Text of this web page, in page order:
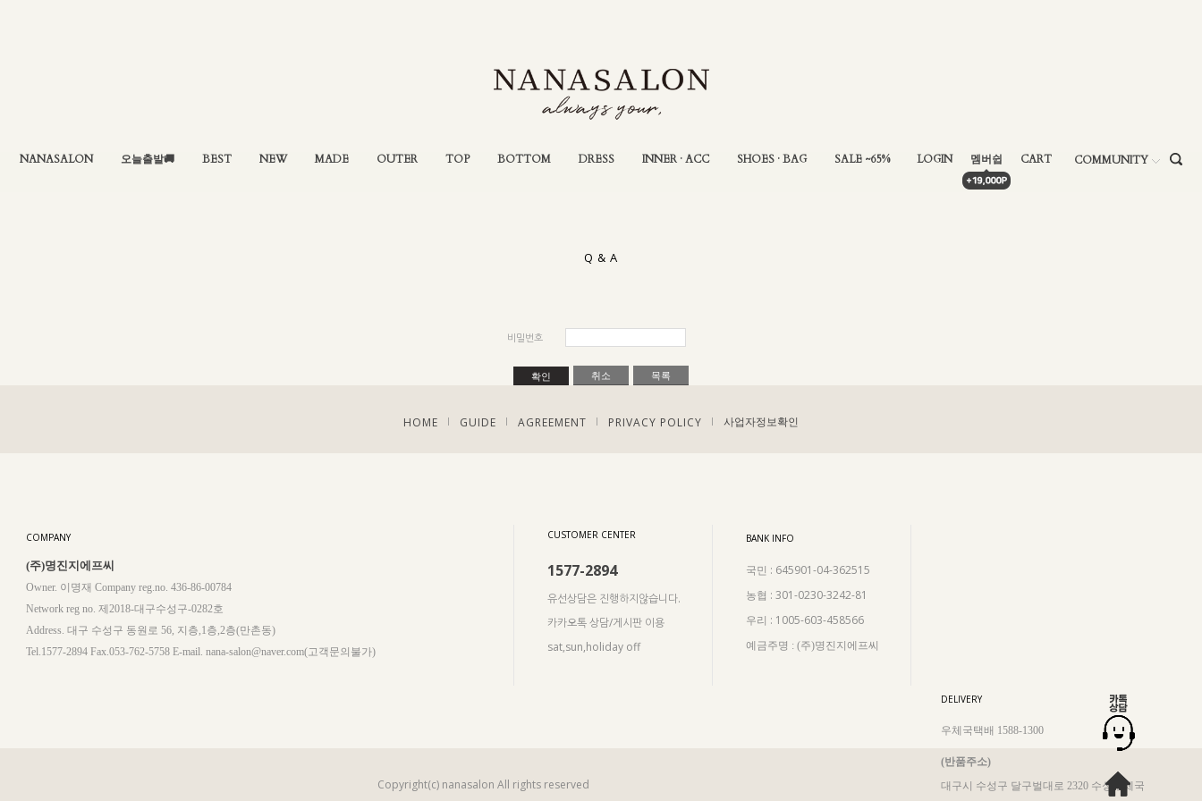
NANASALON 오늘출발🚚 BEST NEW MADE OUTER TOP BOTTOM DRESS INNER · ACC SHOES · BAG SALE ~65% LOGIN 멤버쉽 CART COMMUNITY
Q & A
비밀번호
확인 취소 목록
HOME | GUIDE | AGREEMENT | PRIVACY POLICY | 사업자정보확인
COMPANY
(주)명진지에프씨
Owner. 이명재 Company reg.no. 436-86-00784
Network reg no. 제2018-대구수성구-0282호
Address. 대구 수성구 동원로 56, 지층,1층,2층(만촌동)
Tel.1577-2894 Fax.053-762-5758 E-mail. nana-salon@naver.com(고객문의불가)
CUSTOMER CENTER
1577-2894
유선상담은 진행하지않습니다.
카카오톡 상담/게시판 이용
sat,sun,holiday off
BANK INFO
국민 : 645901-04-362515
농협 : 301-0230-3242-81
우리 : 1005-603-458566
예금주명 : (주)명진지에프씨
DELIVERY
우체국택배 1588-1300
(반품주소)
대구시 수성구 달구벌대로 2320 수성우체국
Copyright(c) nanasalon All rights reserved